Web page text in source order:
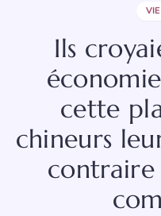
Ils
cette
chineurs
contraire